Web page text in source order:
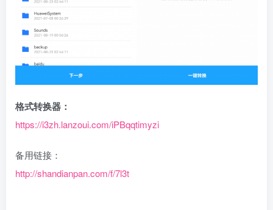
格式转换器：
https://i3zh.lanzoui.com/iPBqqtimyzi
备用链接：
http://shandianpan.com/f/7l3t